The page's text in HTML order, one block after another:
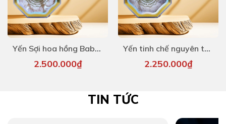
Yến Sợi hoa hồng Baby Maison 50g
2.500.000₫
Yến tinh chế nguyên tổ Maison 50g
2.250.000₫
TIN TỨC